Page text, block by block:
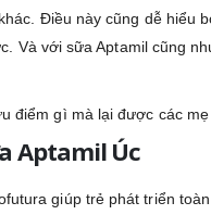
Điều này cũng dễ
Và với sữa Aptamil cũng
điểm gì mà lại được các
Aptamil Úc
giúp trẻ phát triển